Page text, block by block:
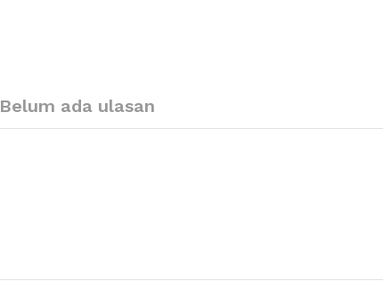
Belum ada ulasan